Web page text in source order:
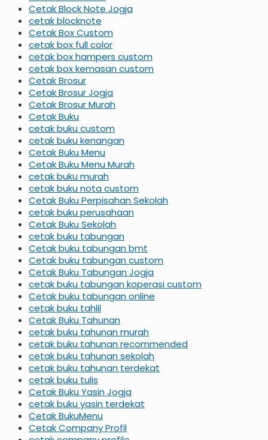
Cetak Block Note Jogja
cetak blocknote
Cetak Box Custom
cetak box full color
cetak box hampers custom
cetak box kemasan custom
Cetak Brosur
Cetak Brosur Jogja
Cetak Brosur Murah
Cetak Buku
cetak buku custom
cetak buku kenangan
Cetak Buku Menu
Cetak Buku Menu Murah
cetak buku murah
cetak buku nota custom
Cetak Buku Perpisahan Sekolah
cetak buku perusahaan
Cetak Buku Sekolah
cetak buku tabungan
Cetak buku tabungan bmt
Cetak buku tabungan custom
Cetak Buku Tabungan Jogja
cetak buku tabungan koperasi custom
Cetak buku tabungan online
cetak buku tahlil
Cetak Buku Tahunan
cetak buku tahunan murah
cetak buku tahunan recommended
cetak buku tahunan sekolah
cetak buku tahunan terdekat
cetak buku tulis
Cetak Buku Yasin Jogja
cetak buku yasin terdekat
Cetak BukuMenu
Cetak Company Profil